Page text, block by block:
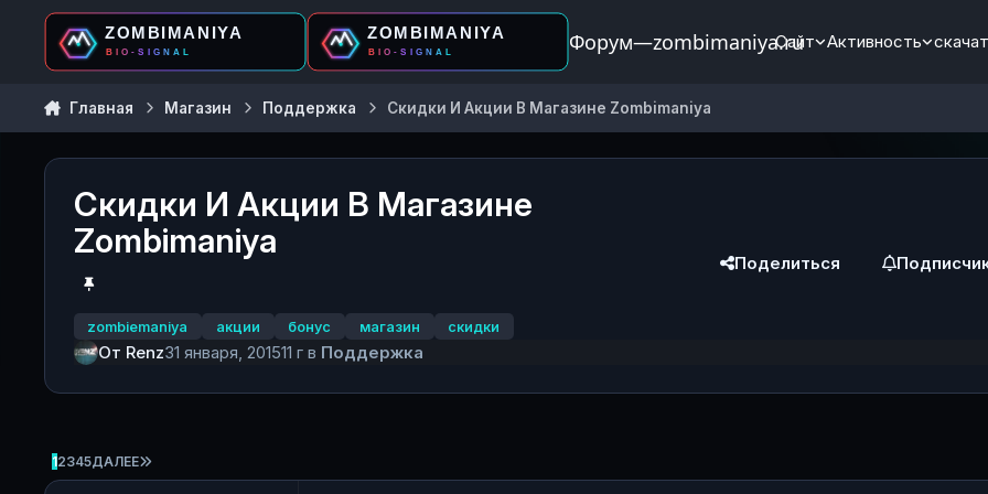
Перейти к содержанию
Форум—zombimaniya.ru
Сайт Активность
Главная Магазин Поддержка Скидки И Акции В Магазине Zombimaniya
Скидки И Акции В Магазине
Zombimaniya
zombiemaniya акции бонус магазин скидки
Поделиться
От Renz31 января, 201511 г в Поддержка
12345ДАЛЕЕ ПОСЛЕДНЯЯ СТРАНИЦА